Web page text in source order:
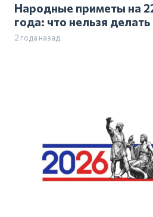
Народные приметы на
года: что нельзя
2 года назад